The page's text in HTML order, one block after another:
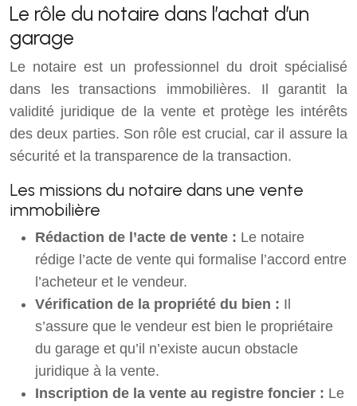
Le rôle du notaire dans l’achat d’un
garage
Le notaire est un professionnel du droit spécialisé
dans les transactions immobilières. Il garantit la
validité juridique de la vente et protège les intérêts
des deux parties. Son rôle est crucial, car il assure la
sécurité et la transparence de la transaction.
Les missions du notaire dans une vente
immobilière
Rédaction de l’acte de vente : Le notaire
rédige l’acte de vente qui formalise l’accord entre
l’acheteur et le vendeur.
Vérification de la propriété du bien : Il
s’assure que le vendeur est bien le propriétaire
du garage et qu’il n’existe aucun obstacle
juridique à la vente.
Inscription de la vente au registre foncier : Le